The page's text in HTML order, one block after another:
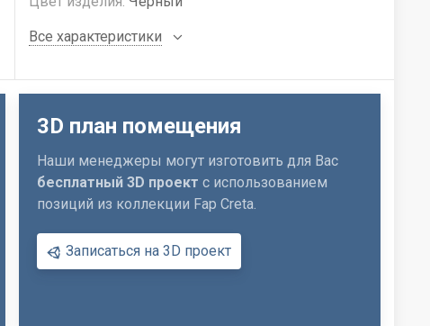
Все характеристики
3D план помещения
Наши менеджеры могут изготовить для Вас
бесплатный 3D проект с использованием
позиций из коллекции Fap Creta.
Записаться на 3D проект